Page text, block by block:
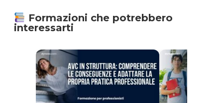
Formazioni che potrebbero
interessarti